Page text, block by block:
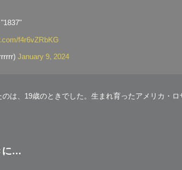
f4r6vZRbKG
January 9, 2024
は、19歳のときでした。生まれ育ったアメリカ・
に…